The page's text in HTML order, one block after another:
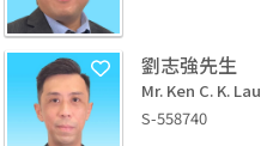
劉志強先生
Mr. Ken C. K. Lau
S-558740